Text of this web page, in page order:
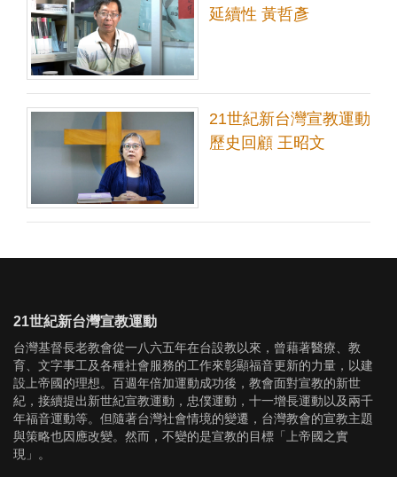
延續性 黃哲彥
21世紀新台灣宣教運動
歷史回顧 王昭文
21世紀新台灣宣教運動
台灣基督長老教會從一八六五年在台設教以來，曾藉著醫療、教
育、文字事工及各種社會服務的工作來彰顯福音更新的力量，以建
設上帝國的理想。百週年倍加運動成功後，教會面對宣教的新世
紀，接續提出新世紀宣教運動，忠僕運動，十一增長運動以及兩千
年福音運動等。但隨著台灣社會情境的變遷，台灣教會的宣教主題
與策略也因應改變。然而，不變的是宣教的目標「上帝國之實
現」。